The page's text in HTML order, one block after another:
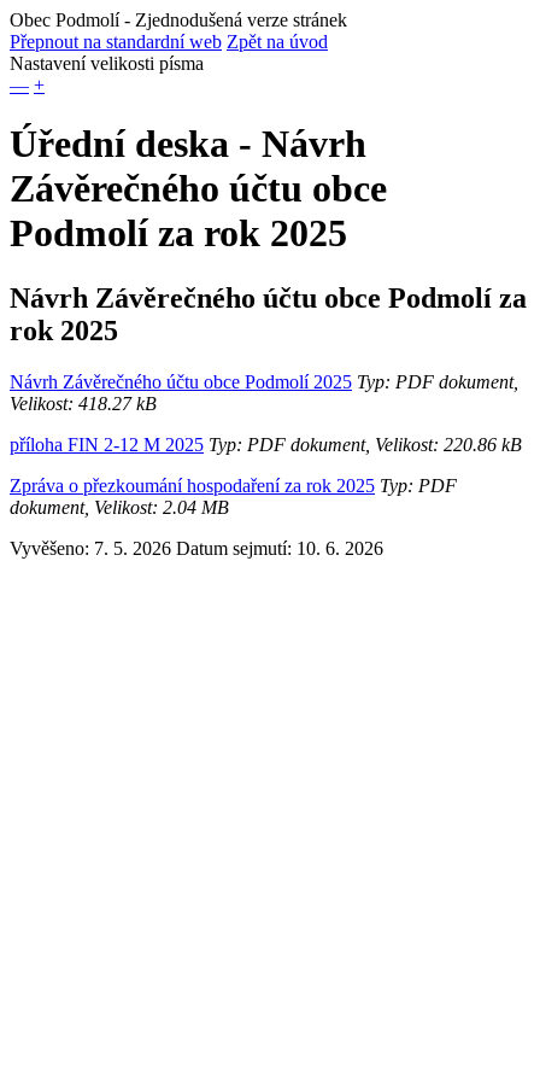
Obec Podmolí- Zjednodušená verze stránek
Přepnout na standardní web Zpět na úvod
Nastavení velikosti písma
— +
Úřední deska - Návrh
Závěrečného účtu obce
Podmolí za rok 2025
Návrh Závěrečného účtu obce Podmolí za
rok 2025
Návrh Závěrečného účtu obce Podmolí 2025 Typ: PDF dokument,
Velikost: 418.27 kB
příloha FIN 2-12 M 2025 Typ: PDF dokument, Velikost: 220.86 kB
Zpráva o přezkoumání hospodaření za rok 2025 Typ: PDF
dokument, Velikost: 2.04 MB
Vyvěšeno: 7. 5. 2026 Datum sejmutí: 10. 6. 2026